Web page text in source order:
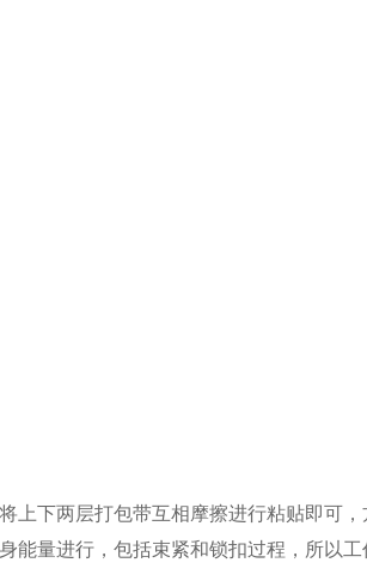
下两层打包带互相摩擦进行粘贴即可，
能量进行，包括束紧和锁扣过程，所以